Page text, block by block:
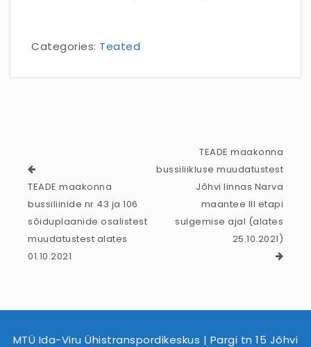
Categories: Teated
TEADE maakonna
bussiliinide nr 43 ja 106
sõiduplaanide osalistest
muudatustest alates
01.10.2021
TEADE maakonna
bussiliikluse muudatustest
Jõhvi linnas Narva
maantee III etapi
sulgemise ajal (alates
25.10.2021)
MTÜ Ida-Viru Ühistranspordikeskus | Pargi tn 15 Jõhvi